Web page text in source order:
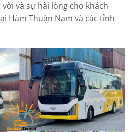
và sự hài lòng cho khách
Hàm Thuận Nam và các tỉnh